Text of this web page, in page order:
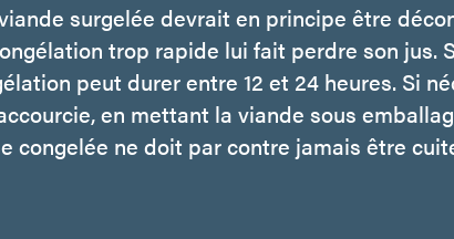
surgelée devrait en principe être
trop rapide lui fait perdre son jus.
peut durer entre 12 et 24 heures. Si
en mettant la viande sous
congelée ne doit par contre jamais être